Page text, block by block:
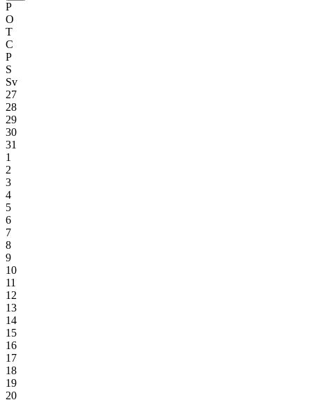
P
O
T
C
P
S
Sv
27
28
29
30
31
1
2
3
4
5
6
7
8
9
10
11
12
13
14
15
16
17
18
19
20